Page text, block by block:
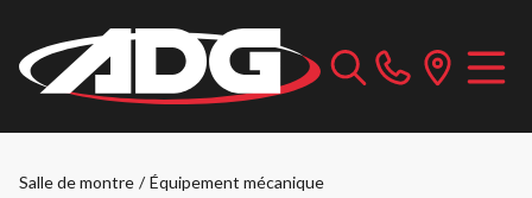
Salle de montre / Équipement mécanique